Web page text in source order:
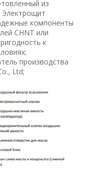
из
Электрощит
компоненты
СHNT или
к
производства
Ltd;